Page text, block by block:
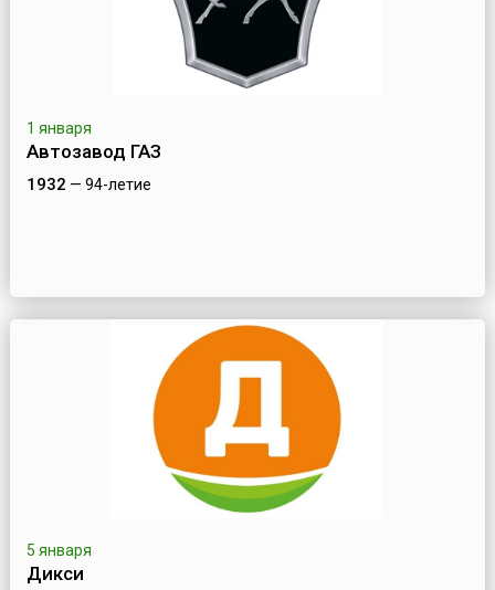
1 января
Автозавод ГАЗ
1932 — 94-летие
5 января
Дикси